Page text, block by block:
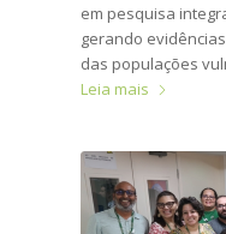
em pesquisa
gerando
das populações
Leia mais